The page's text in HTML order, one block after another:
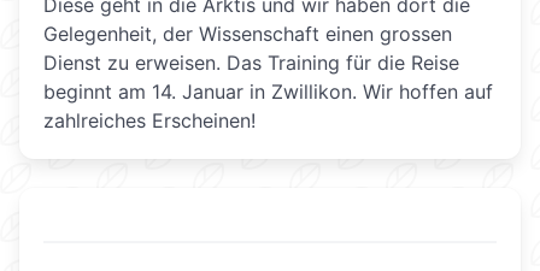
Diese geht in die Arktis und wir haben dort die
Gelegenheit, der Wissenschaft einen grossen
Dienst zu erweisen. Das Training für die Reise
beginnt am 14. Januar in Zwillikon. Wir hoffen auf
zahlreiches Erscheinen!